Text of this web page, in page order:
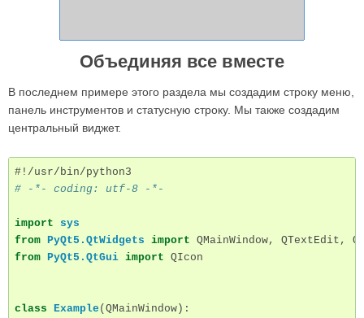
Объединяя все вместе
В последнем примере этого раздела мы создадим строку меню,
панель инструментов и статусную строку. Мы также создадим
центральный виджет.
#!/usr/bin/python3
# -*- coding: utf-8 -*-
import
sys
from PyQt5.QtWidgets import QMainWindow, QTextEdit ,
from PyQt5.QtGui import QIcon
class Example ( QMainWindow):